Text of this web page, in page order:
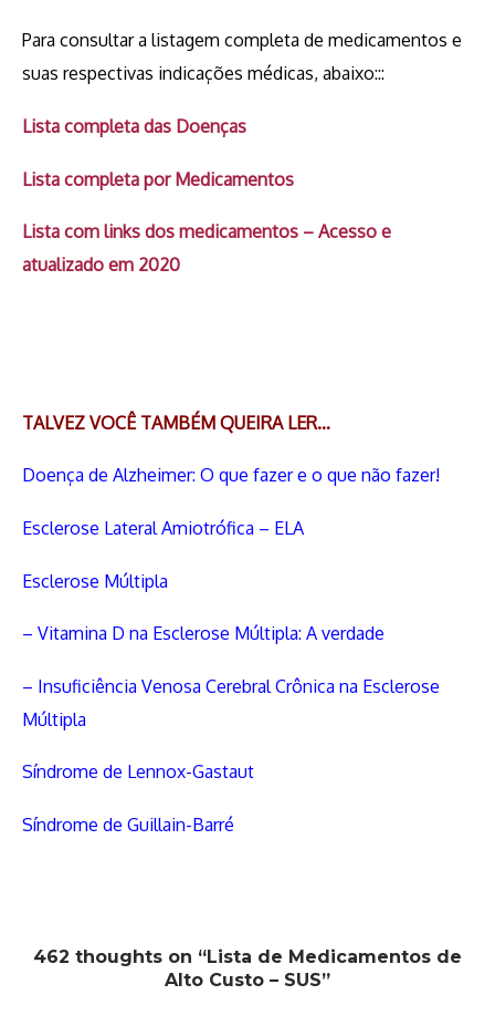
Para consultar a listagem completa de medicamentos e
suas respectivas indicações médicas, abaixo:::
Lista completa das Doenças
Lista completa por Medicamentos
Lista com links dos medicamentos – Acesso e
atualizado em 2020
TALVEZ VOCÊ TAMBÉM QUEIRA LER…
Doença de Alzheimer: O que fazer e o que não fazer!
Esclerose Lateral Amiotrófica – ELA
Esclerose Múltipla
– Vitamina D na Esclerose Múltipla: A verdade
– Insuficiência Venosa Cerebral Crônica na Esclerose
Múltipla
Síndrome de Lennox-Gastaut
Síndrome de Guillain-Barré
462 thoughts on “Lista de Medicamentos de
Alto Custo – SUS”